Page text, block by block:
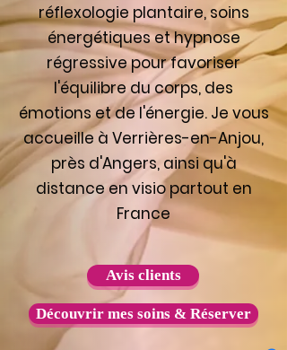
réflexologie plantaire, soins
énergétiques et hypnose
régressive pour favoriser
l'équilibre du corps, des
émotions et de l'énergie. Je vous
accueille à Verrières-en-Anjou,
près d'Angers, ainsi qu'à
distance en visio partout en
France
Avis clients
Découvrir mes soins & Réserver